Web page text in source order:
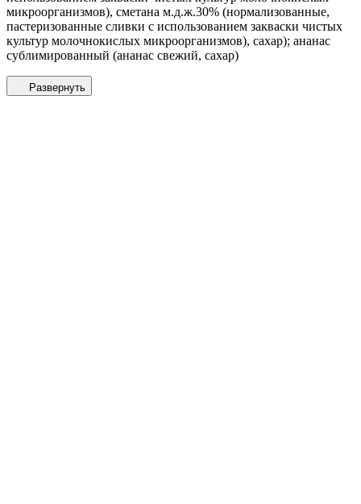
микроорганизмов), сметана м.д.ж.30% (нормализованные,
пастеризованные сливки с использованием закваски чистых
культур молочнокислых микроорганизмов), сахар); ананас
сублимированный (ананас свежий, сахар)
Развернуть